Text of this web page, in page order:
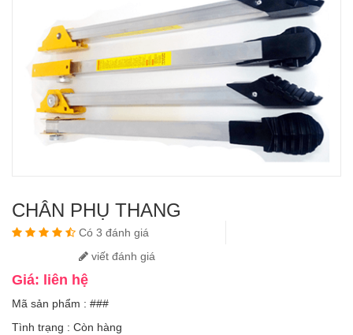
CHÂN PHỤ THANG
Có 3 đánh giá
viết đánh giá
Giá: liên hệ
Mã sản phẩm : ###
Tình trạng : Còn hàng